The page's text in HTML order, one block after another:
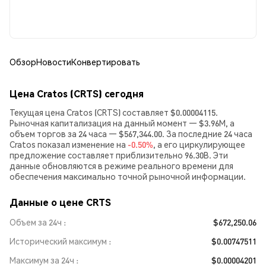
ОбзорНовостиКонвертировать
Цена Cratos (CRTS) сегодня
Текущая цена Cratos (CRTS) составляет $0.00004115.
Рыночная капитализация на данный момент — $3.96M, а
объем торгов за 24 часа — $567,344.00. За последние 24 часа
Cratos показал изменение на -0.50%, а его циркулирующее
предложение составляет приблизительно 96.30B. Эти
данные обновляются в режиме реального времени для
обеспечения максимально точной рыночной информации.
Данные о цене CRTS
Объем за 24ч
$672,250.06
Исторический максимум
$0.00747511
Максимум за 24ч
$0.00004201